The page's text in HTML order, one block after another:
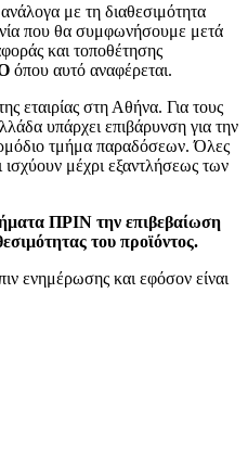
με τη διαθεσιμότητα
που θα συμφωνήσουμε μετά
και τοποθέτησης
όπου αυτό αναφέρεται.
εταιρίας στη Αθήνα. Για τους
υπάρχει επιβάρυνση για την
τμήμα παραδόσεων. Όλες
μέχρι εξαντλήσεως των
ΠΡΙΝ την επιβεβαίωση
του προϊόντος.
ενημέρωσης και εφόσον είναι